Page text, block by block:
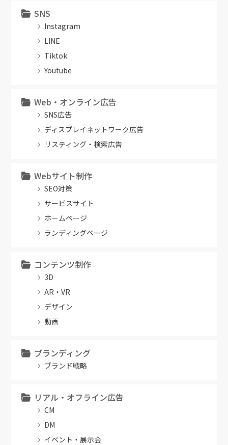
SNS
Instagram
LINE
Tiktok
Youtube
Web・オンライン広告
SNS広告
ディスプレイネットワーク広告
リスティング・検索広告
Webサイト制作
SEO対策
サービスサイト
ホームページ
ランディングページ
コンテンツ制作
3D
AR・VR
デザイン
動画
ブランディング
ブランド戦略
リアル・オフライン広告
CM
DM
イベント・展示会